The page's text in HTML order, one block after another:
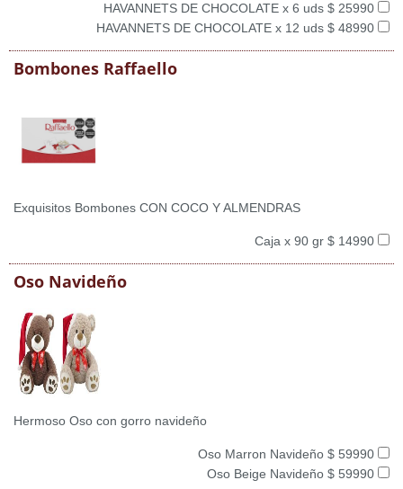
HAVANNETS DE CHOCOLATE x 6 uds $ 25990
HAVANNETS DE CHOCOLATE x 12 uds $ 48990
Bombones Raffaello
Exquisitos Bombones CON COCO Y ALMENDRAS
Caja x 90 gr $ 14990
Oso Navideño
Hermoso Oso con gorro navideño
Oso Marron Navideño $ 59990
Oso Beige Navideño $ 59990